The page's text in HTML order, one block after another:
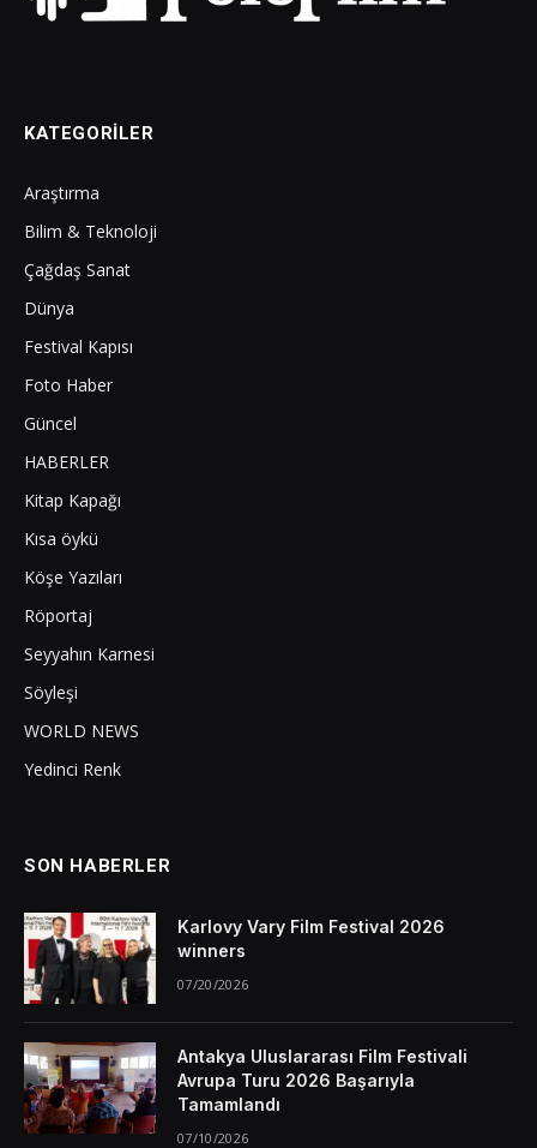
KATEGORILER
Araştırma
Bilim & Teknoloji
Çağdaş Sanat
Dünya
Festival Kapısı
Foto Haber
Güncel
HABERLER
Kitap Kapağı
Kısa öykü
Köşe Yazıları
Röportaj
Seyyahın Karnesi
Söyleşi
WORLD NEWS
Yedinci Renk
SON HABERLER
Karlovy Vary Film Festival 2026
winners
07/20/2026
Antakya Uluslararası Film Festivali
Avrupa Turu 2026 Başarıyla
Tamamlandı
07/10/2026